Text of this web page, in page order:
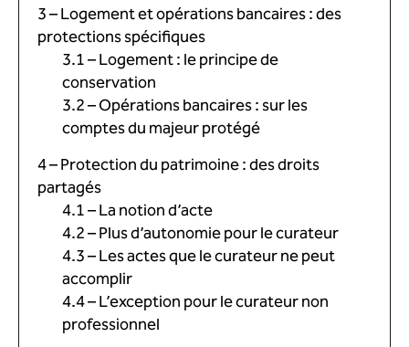
3 – Logement et opérations bancaires : des
protections spécifiques
3.1 – Logement : le principe de
conservation
3.2 – Opérations bancaires : sur les
comptes du majeur protégé
4 – Protection du patrimoine : des droits
partagés
4.1 – La notion d’acte
4.2 – Plus d’autonomie pour le curateur
4.3 – Les actes que le curateur ne peut
accomplir
4.4 – L’exception pour le curateur non
professionnel